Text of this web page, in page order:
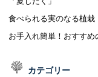
食べられる実のなる植栽
お手入れ簡単！おすす
カテゴリー